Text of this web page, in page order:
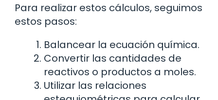
Para realizar estos cálculos, seguimos
estos pasos:
Balancear la ecuación química.
Convertir las cantidades de
reactivos o productos a moles.
Utilizar las relaciones